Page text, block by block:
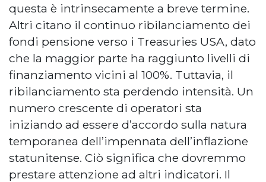
questa è intrinsecamente a breve termine.
Altri citano il continuo ribilanciamento dei
fondi pensione verso i Treasuries USA, dato
che la maggior parte ha raggiunto livelli di
finanziamento vicini al 100%. Tuttavia, il
ribilanciamento sta perdendo intensità. Un
numero crescente di operatori sta
iniziando ad essere d’accordo sulla natura
temporanea dell’impennata dell’inflazione
statunitense. Ciò significa che dovremmo
prestare attenzione ad altri indicatori. Il